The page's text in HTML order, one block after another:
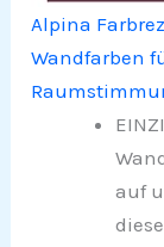
Alpina
Wandfarben
auf